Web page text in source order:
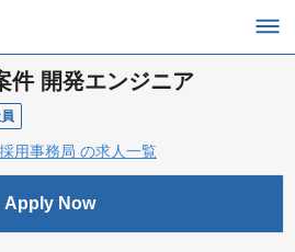
件 開発エンジニア
用事務局 の求人一覧
Apply Now